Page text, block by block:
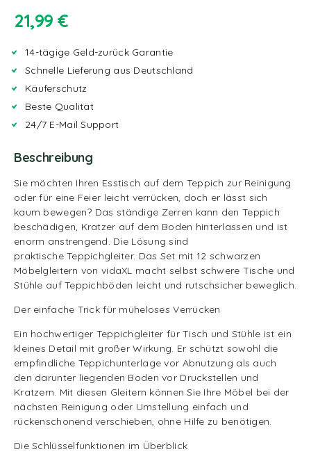
21,99 €
14-tägige Geld-zurück Garantie
Schnelle Lieferung aus Deutschland
Käuferschutz
Beste Qualität
24/7 E-Mail Support
Beschreibung
Sie möchten Ihren Esstisch auf dem Teppich zur Reinigung
oder für eine Feier leicht verrücken, doch er lässt sich
kaum bewegen? Das ständige Zerren kann den Teppich
beschädigen, Kratzer auf dem Boden hinterlassen und ist
enorm anstrengend. Die Lösung sind
praktische Teppichgleiter. Das Set mit 12 schwarzen
Möbelgleitern von vidaXL macht selbst schwere Tische und
Stühle auf Teppichböden leicht und rutschsicher beweglich.
Der einfache Trick für müheloses Verrücken
Ein hochwertiger Teppichgleiter für Tisch und Stühle ist ein
kleines Detail mit großer Wirkung. Er schützt sowohl die
empfindliche Teppichunterlage vor Abnutzung als auch
den darunter liegenden Boden vor Druckstellen und
Kratzern. Mit diesen Gleitern können Sie Ihre Möbel bei der
nächsten Reinigung oder Umstellung einfach und
rückenschonend verschieben, ohne Hilfe zu benötigen.
Die Schlüsselfunktionen im Überblick